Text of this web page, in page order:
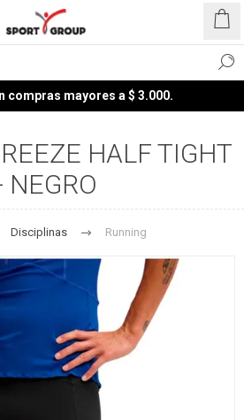
compras mayores a $ 3.000.
HALF TIGHT
NEGRO
Disciplinas Running